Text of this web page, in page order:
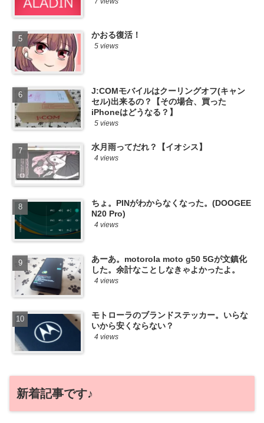
かおる復活！
5 views
J:COMモバイルはクーリングオフ(キャン
セル)出来るの？【その場合、買った
iPhoneはどうなる？】
5 views
水月雨ってだれ？【イオシス】
4 views
ちょ。PINがわからなくなった。(DOOGEE
N20 Pro)
4 views
あーあ。motorola moto g50 5Gが文鎮化
した。余計なことしなきゃよかったよ。
4 views
モトローラのブランドステッカー。いらな
いから安くならない？
4 views
新着記事です♪